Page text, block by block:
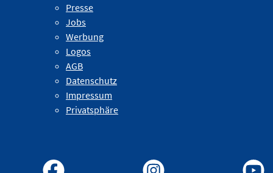
Presse
Jobs
Werbung
Logos
AGB
Datenschutz
Impressum
Privatsphäre